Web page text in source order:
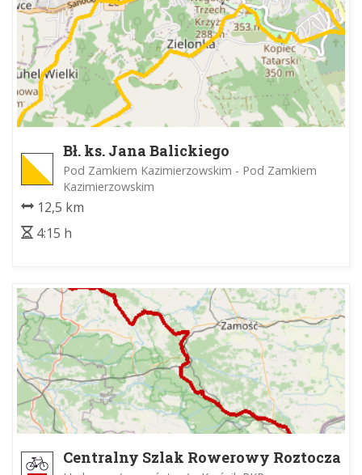
Bł. ks. Jana Balickiego
Pod Zamkiem Kazimierzowskim - Pod Zamkiem
Kazimierzowskim
12,5 km
4:15 h
Centralny Szlak Rowerowy Roztocza